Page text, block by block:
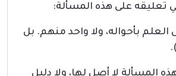
تعليقه على هذه المسألة:
العلم بأحواله، ولا واحد منهم. بل
المسألة لا أصل لها، ولا دليل